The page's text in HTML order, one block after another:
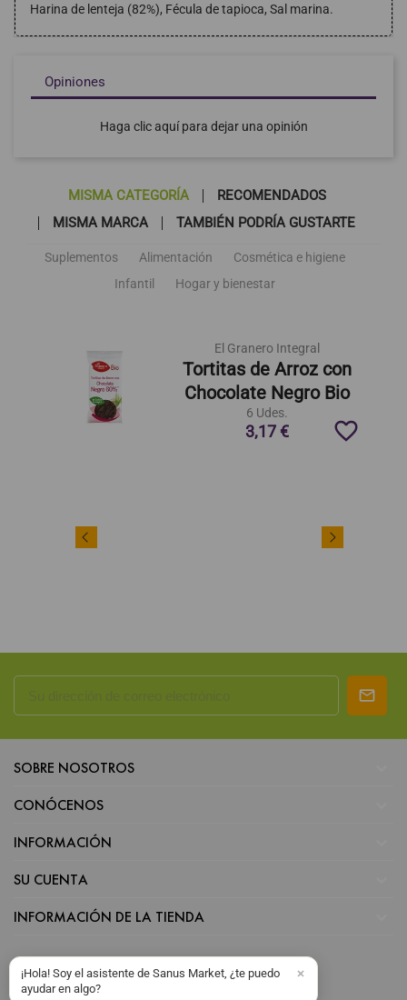
Harina de lenteja (82%), Fécula de tapioca, Sal marina.
Opiniones
Haga clic aquí para dejar una opinión
MISMA CATEGORÍA
RECOMENDADOS
MISMA MARCA
TAMBIÉN PODRÍA GUSTARTE
Suplementos Alimentación
Cosmética e higiene
Infantil
Hogar y bienestar
El Granero Integral
Tortitas de Arroz con
Chocolate Negro Bio
6 Udes.
3,17 € favorite_border
SOBRE NOSOTROS
CONÓCENOS
INFORMACIÓN
SU CUENTA
INFORMACIÓN DE LA TIENDA
¡Hola! Soy el asistente de Sanus Market, ¿te puedo
ayudar en algo?